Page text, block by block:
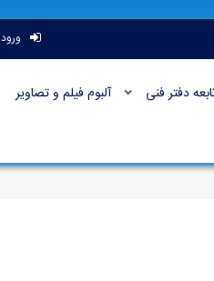
ورود
دفتر فنی آلبوم فیلم و تصاویر